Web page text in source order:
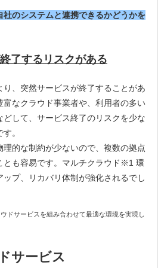
のシステムと連携できるかどうかを
了するリスクがある
、突然サービスが終了することがあ
富なクラウド事業者や、利用者の多い
して、サービス終了のリスクを少な
。
理的な制約が少ないので、複数の拠点
とも容易です。マルチクラウド※1 環
プ、リカバリ体制が強化されるでし
ドサービスを組み合わせて最適な環境を実現し
サービス